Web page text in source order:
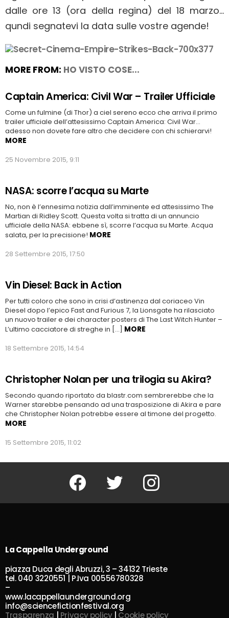
dalle ore 13 (ora della regina) del 18 marzo…
qundi segnatevi la data sulle vostre agende!
MORE FROM: HO VISTO COSE...
Captain America: Civil War – Trailer Ufficiale
Come un fulmine (di Thor) a ciel sereno ecco che arriva il primo
trailer ufficiale dell’attesissimo Captain America: Civil War…
adesso non dovete fare altro che decidere con chi schierarvi!
MORE
25 Novembre 2015, 9:11
NASA: scorre l’acqua su Marte
No, non è l’ennesima notizia dall’imminente ed attesissimo The
Martian di Ridley Scott. Questa volta si tratta di un annuncio
ufficiale della NASA: ebbene sì, scorre l’acqua su Marte. Acqua
salata, per la precisione! MORE
28 Settembre 2015, 17:50
Vin Diesel: Back in Action
Per tutti coloro che sono in crisi d’astinenza dal coriaceo Vin
Diesel dopo l’epico Fast and Furious 7, la Lionsgate ha rilasciato
un nuovo trailer e dei character posters di The Last Witch Hunter –
L’ultimo cacciatore di streghe in […] MORE
18 Settembre 2015, 14:54
Christopher Nolan per una trilogia su Akira?
Secondo quando riportato da blastr.com sembrerebbe che la
Warner starebbe pensando ad una trasposizione di Akira e pare
che Christopher Nolan potrebbe essere al timone del progetto.
MORE
15 Settembre 2015, 11:02
Facebook Twitter Instagram
La Cappella Underground
piazza Duca degli Abruzzi, 3 – 34132 Trieste
tel. 040 3220551 | P.Iva 00556780328
–
www.lacappellaunderground.org
info@sciencefictionfestival.org
Trasparenza
Privacy policy| Cookie policy